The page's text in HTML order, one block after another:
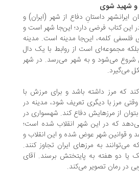
شوی
داستانِ دفاع از شهر (ایران) و
فرضی دارد؛ این‌جا شهر است و
کلمه، این‌جا مدینه است. مدینه
است از روابط با یک دال
می‌شود و به شهر می‌رسد. در شهر
مرز داشته ‌باشد و برای مرزش با
با دیگری تعریف شود، مدینه در
مرزهایش دفاع کند. شهسواری در
در این شهر انقلاب شده ‌است؛
شهر عوض شده و این انقلاب و
به مرزهای ایران تجاوز کنند.
به پایتختش برسند. آقای
تصویر می‌کند.